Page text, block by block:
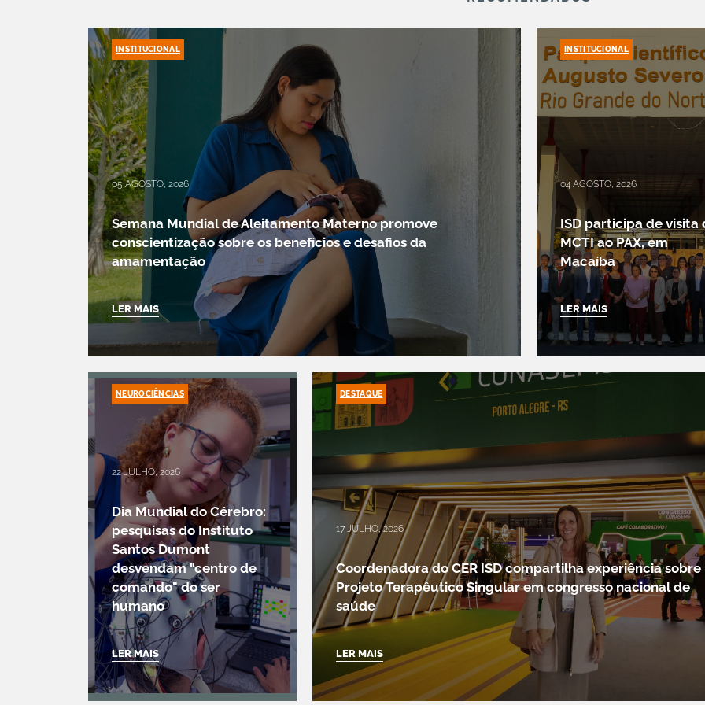
05 AGOSTO, 2026
Semana Mundial de Aleitamento Materno promove
conscientização sobre os benefícios e desafios da
amamentação
LER MAIS
INSTITUCIONAL
04 AGOSTO, 2026
ISD participa de visita
MCTI ao PAX, em
Macaíba
LER MAIS
INSTITUCIONAL
22 JULHO, 2026
Dia Mundial do Cérebro:
pesquisas do Instituto
Santos Dumont
desvendam "centro de
comando" do ser
humano
LER MAIS
NEUROCIÊNCIAS
17 JULHO, 2026
Coordenadora do CER ISD compartilha experiência sobre
Projeto Terapêutico Singular em congresso nacional de
saúde
LER MAIS
DESTAQUE